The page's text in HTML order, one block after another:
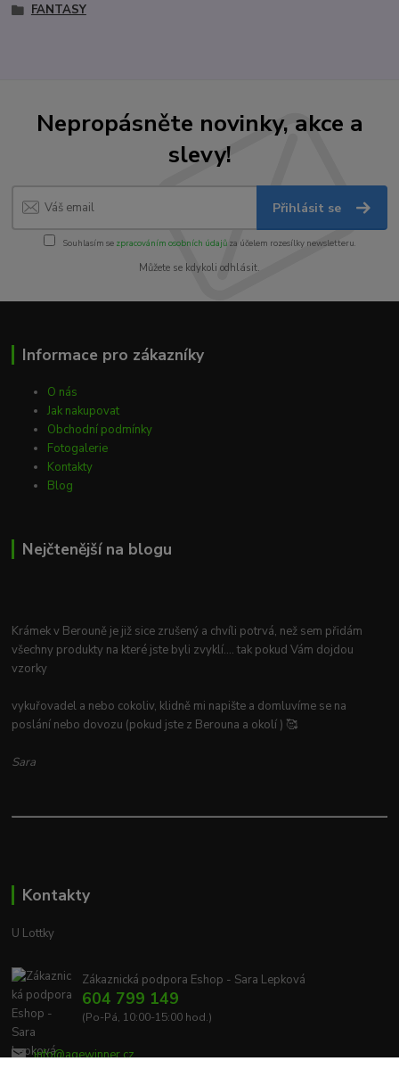
FANTASY
Nepropásněte novinky, akce a
slevy!
Přihlásit se
Souhlasím se zpracováním osobních údajůza účelem rozesílky newsletteru.
Můžete se kdykoli odhlásit.
Informace pro zákazníky
O nás
Jak nakupovat
Obchodní podmínky
Fotogalerie
Kontakty
Blog
Nejčtenější na blogu
Krámek v Berouně je již sice zrušený a chvíli potrvá, než sem přidám
všechny produkty na které jste byli zvyklí.... tak pokud Vám dojdou
vzorky
vykuřovadel a nebo cokoliv, klidně mi napište a domluvíme se na
poslání nebo dovozu (pokud jste z Berouna a okolí ) 🥰
Sara
Kontakty
U Lottky
Zákaznická podpora Eshop - Sara Lepková
604 799 149
(Po-Pá, 10:00-15:00 hod.)
info@agewinner.cz